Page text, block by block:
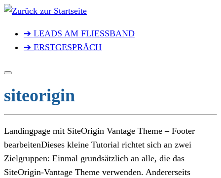
Zum
springen➔ LEADS AM FLIESSBAND
➔ ERSTGESPRÄCH
siteorigin
Landingpage mit SiteOrigin Vantage Theme – Footer
bearbeitenDieses kleine Tutorial richtet sich an zwei
Zielgruppen: Einmal grundsätzlich an alle, die das
SiteOrigin-Vantage Theme verwenden. Andererseits